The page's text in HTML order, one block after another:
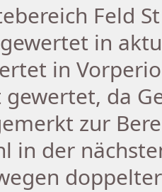
Feld
in
in
da
zur
in der